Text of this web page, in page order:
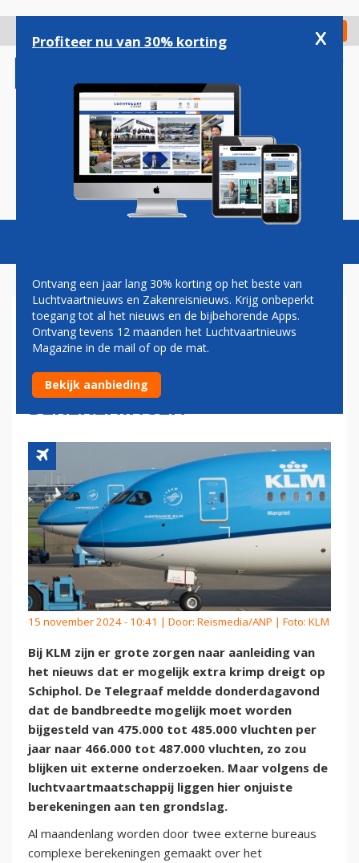
gaan
Check in
Magazine Podcasts Vacatures
GROTE ZORGEN BIJ KLM OVER
MOGELIJKE EXTRA KRIMP
SCHIPHOL: 'ONJUISTE
BEREKENINGEN'
15 november 2024 - 10:41 | Door: Reismedia/ANP | Foto: KLM
Bij KLM zijn er grote zorgen naar aanleiding van
het nieuws dat er mogelijk extra krimp dreigt op
Schiphol. De Telegraaf meldde donderdagavond
dat de bandbreedte mogelijk moet worden
bijgesteld van 475.000 tot 485.000 vluchten per
jaar naar 466.000 tot 487.000 vluchten, zo zou
blijken uit externe onderzoeken. Maar volgens de
luchtvaartmaatschappij liggen hier onjuiste
berekeningen aan ten grondslag.
Al maandenlang worden door twee externe bureaus
complexe berekeningen gemaakt over het
Profiteer nu van 30% korting x
Ontvang een jaar lang 30% korting op het beste van
Luchtvaartnieuws en Zakenreisnieuws. Krijg onbeperkt
toegang tot al het nieuws en de bijbehorende Apps.
Ontvang tevens 12 maanden het Luchtvaartnieuws
Magazine in de mail of op de mat.
Bekijk aanbieding